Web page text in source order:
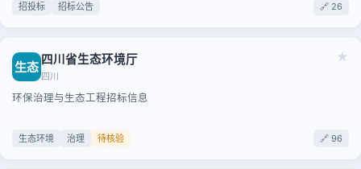
招投标 招标公告 🔗 26
★
生态 四川省生态环境厅
四川
环保治理与生态工程招标信息
生态环境 治理 待核验 🔗 96